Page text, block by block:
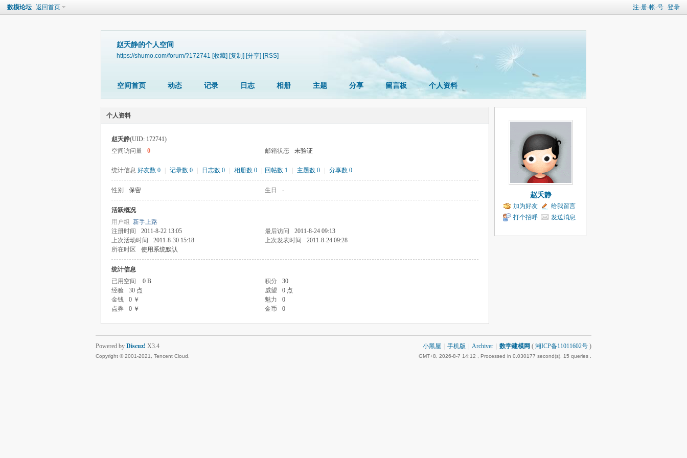
注-册-帐-号 登录
数模论坛 返回首页
赵夭静的个人空间
https://shumo.com/forum/?172741 [收藏] [复制] [分享] [RSS]
空间首页 动态 记录 日志 相册 主题 分享 留言板 个人资料
个人资料
赵夭静(UID: 172741)
空间访问量
0 邮箱状态 未验证
统计信息 好友数 0 记录数 0 日志数 0 相册数 0 回帖数 1 主题数 0 分享数 0
性别 保密 生日 -
活跃概况
用户组 新手上路
注册时间
2011-8-22 13:05 最后访问
2011-8-24 09:13
上次活动时间
2011-8-30 15:18 上次发表时间
2011-8-24 09:28
所在时区
使用系统默认
统计信息
已用空间
0 B 积分
30
经验
30 点 威望
0 点
金钱
0 ￥ 魅力
0
点券
0 ￥ 金币 0
赵夭静
加为好友
给我留言
打个招呼
发送消息
小黑屋 手机版 Archiver 数学建模网 ( 湘ICP备11011602号 )
GMT+8, 2026-8-7 14:12 , Processed in 0.030177 second(s), 15 queries .
Powered by Discuz! X3.4
Copyright © 2001-2021, Tencent Cloud.